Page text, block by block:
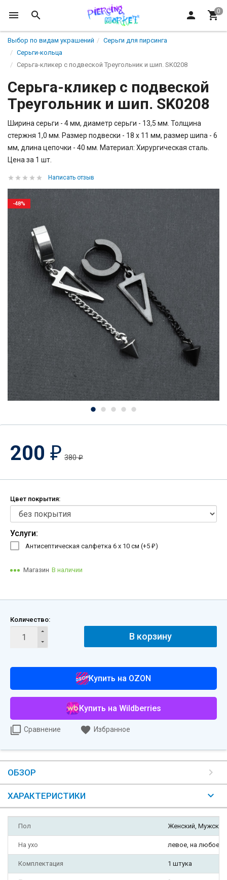
Выбор по видам украшений
Серьги для пирсинга
Серьги-кольца
Серьга-кликер с подвеской Треугольник и шип. SK0208
Серьга-кликер с подвеской
Треугольник и шип. SK0208
Ширина серьги - 4 мм, диаметр серьги - 13,5 мм. Толщина
стержня 1,0 мм. Размер подвески - 18 х 11 мм, размер шипа - 6
мм, длина цепочки - 40 мм. Материал: Хирургическая сталь.
Цена за 1 шт.
Написать отзыв
-48%
200 ₽ 380₽
Цвет покрытия:
Услуги:
Антисептическая салфетка 6 х 10 см (+5 ₽)
Магазин В наличии
Количество:
В корзину
Купить на OZON
Купить на Wildberries
Сравнение Избранное
ОБЗОР
ХАРАКТЕРИСТИКИ
Пол Женский, Мужской
На ухо левое, на любое,
Комплектация 1 штука